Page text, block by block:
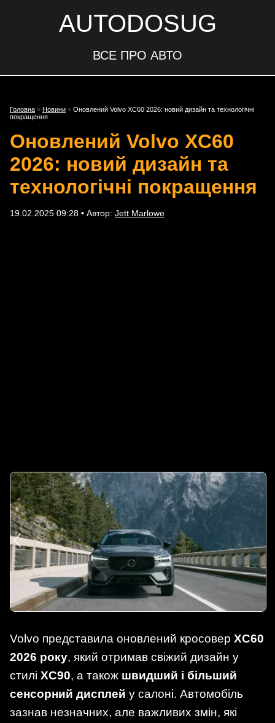
AUTODOSUG
ВСЕ ПРО АВТО
Головна » Новини » Оновлений Volvo XC60 2026: новий дизайн та технологічні
покращення
Оновлений Volvo XC60
2026: новий дизайн та
технологічні покращення
19.02.2025 09:28 • Автор: Jett Marlowe
Volvo представила оновлений кросовер XC60
2026 року, який отримав свіжий дизайн у
стилі XC90, а також швидший і більший
сенсорний дисплей у салоні. Автомобіль
зазнав незначних, але важливих змін, які